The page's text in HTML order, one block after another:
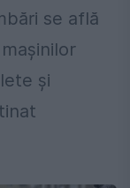
se află
și